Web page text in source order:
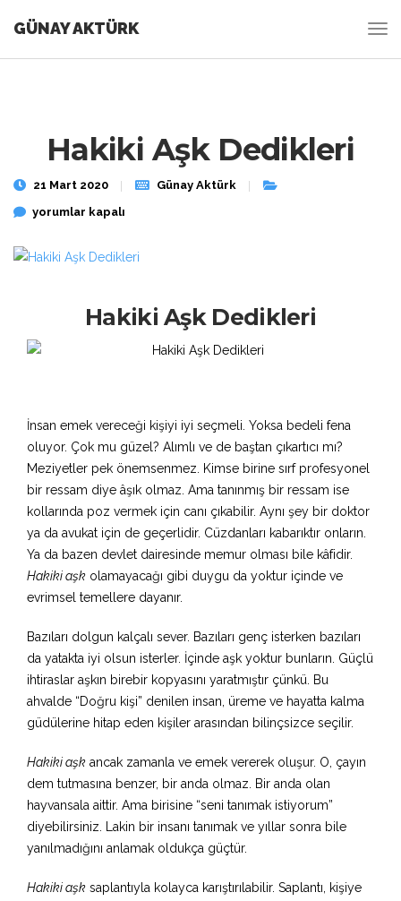
GÜNAY AKTÜRK
Hakiki Aşk Dedikleri
21 Mart 2020
Günay Aktürk
Hakiki Aşk Dedikleri için
yorumlar kapalı
Hakiki Aşk Dedikleri
İnsan emek vereceği kişiyi iyi seçmeli. Yoksa bedeli fena
oluyor. Çok mu güzel? Alımlı ve de baştan çıkartıcı mı?
Meziyetler pek önemsenmez. Kimse birine sırf profesyonel
bir ressam diye âşık olmaz. Ama tanınmış bir ressam ise
kollarında poz vermek için canı çıkabilir. Aynı şey bir doktor
ya da avukat için de geçerlidir. Cüzdanları kabarıktır onların.
Ya da bazen devlet dairesinde memur olması bile kâfidir.
Hakiki aşk olamayacağı gibi duygu da yoktur içinde ve
evrimsel temellere dayanır.
Bazıları dolgun kalçalı sever. Bazıları genç isterken bazıları
da yatakta iyi olsun isterler. İçinde aşk yoktur bunların. Güçlü
ihtiraslar aşkın birebir kopyasını yaratmıştır çünkü. Bu
ahvalde “Doğru kişi” denilen insan, üreme ve hayatta kalma
güdülerine hitap eden kişiler arasından bilinçsizce seçilir.
Hakiki aşk ancak zamanla ve emek vererek oluşur. O, çayın
dem tutmasına benzer, bir anda olmaz. Bir anda olan
hayvansala aittir. Ama birisine “seni tanımak istiyorum”
diyebilirsiniz. Lakin bir insanı tanımak ve yıllar sonra bile
yanılmadığını anlamak oldukça güçtür.
Hakiki aşk saplantıyla kolayca karıştırılabilir. Saplantı, kişiye